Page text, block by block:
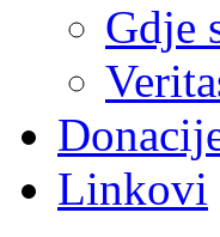
Gdje
Linkovi